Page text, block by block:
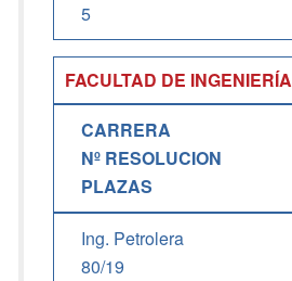
5
FACULTAD DE INGENIERÍA
CARRERA
Nº RESOLUCION
PLAZAS
Ing. Petrolera
80/19